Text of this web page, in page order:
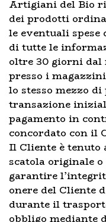
Artigiani del Bio
dei prodotti
le eventuali spese
di tutte le
oltre 30 giorni dal
presso i
lo stesso mezzo
transazione
pagamento in
concordato con il
Il Cliente è
scatola originale
garantire
onere del Cliente
durante il
obbligo mediante